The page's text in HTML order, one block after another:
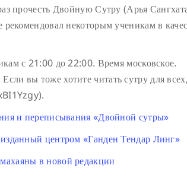
прочесть Двойную Сутру (Арья
некоторым ученикам в
с 21:00 до 22:00. Время московское.
Если вы тоже хотите читать сутру для всех,
и переписывания «Двойной сутры»
центром «Ганден Тендар Линг»
в новой редакции